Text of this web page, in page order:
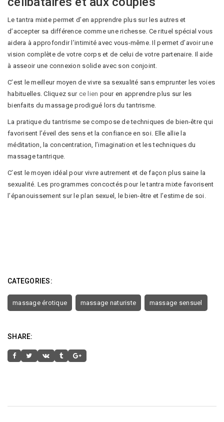
Le tantra mixte permet d’en apprendre plus sur les autres et
d’accepter sa différence comme une richesse. Ce rituel spécial vous
aidera à approfondir l’intimité avec vous-même. Il permet d’avoir une
vision complète de votre corps et de celui de votre partenaire. Il aide
à asseoir une connexion solide avec son conjoint.
C’est le meilleur moyen de vivre sa sexualité sans emprunter les voies
habituelles. Cliquez sur ce lien pour en apprendre plus sur les
bienfaits du massage prodigué lors du tantrisme.
La pratique du tantrisme se compose de techniques de bien-être qui
favorisent l’éveil des sens et la confiance en soi. Elle allie la
méditation, la concentration, l’imagination et les techniques du
massage tantrique.
C’est le moyen idéal pour vivre autrement et de façon plus saine la
sexualité. Les programmes concoctés pour le tantra mixte favorisent
l’épanouissement sur le plan sexuel, le bien-être et l’estime de soi.
CATEGORIES:
massage érotique massage naturiste massage sensuel
SHARE: